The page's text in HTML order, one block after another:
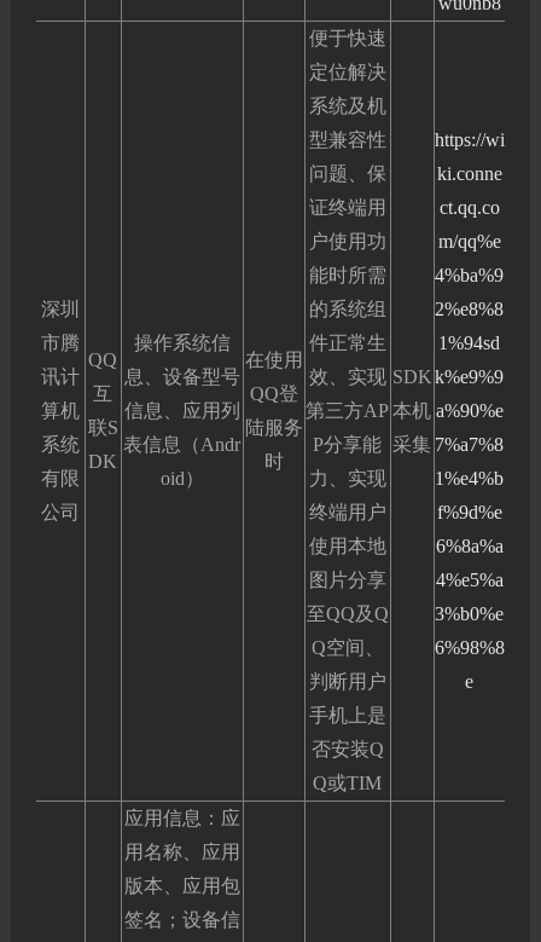
深圳
市腾
讯计
算机
系统
有限
公司
QQ
互
联S
DK
操作系统信
息、设备型号
信息、应用列
表信息（Andr
oid）
在使用
QQ登
陆服务
时
便于快速
定位解决
系统及机
型兼容性
问题、保
证终端用
户使用功
能时所需
的系统组
件正常生
效、实现
第三方AP
P分享能
力、实现
终端用户
使用本地
图片分享
至QQ及Q
Q空间、
判断用户
手机上是
否安装Q
Q或TIM
SDK
本机
采集
https://wi
ki.conne
ct.qq.co
m/qq%e
4%ba%9
2%e8%8
1%94sd
k%e9%9
a%90%e
7%a7%8
1%e4%b
f%9d%e
6%8a%a
4%e5%a
3%b0%e
6%98%8
e
应用信息：应
用名称、应用
版本、应用包
签名；设备信